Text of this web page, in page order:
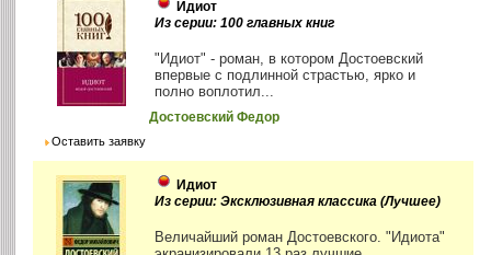
Идиот
Из серии: 100 главных книг
"Идиот" - роман, в котором Достоевский
впервые с подлинной страстью, ярко и
полно воплотил...
Достоевский Федор
Оставить заявку
Идиот
Из серии: Эксклюзивная классика (Лучшее)
Величайший роман Достоевского. "Идиота"